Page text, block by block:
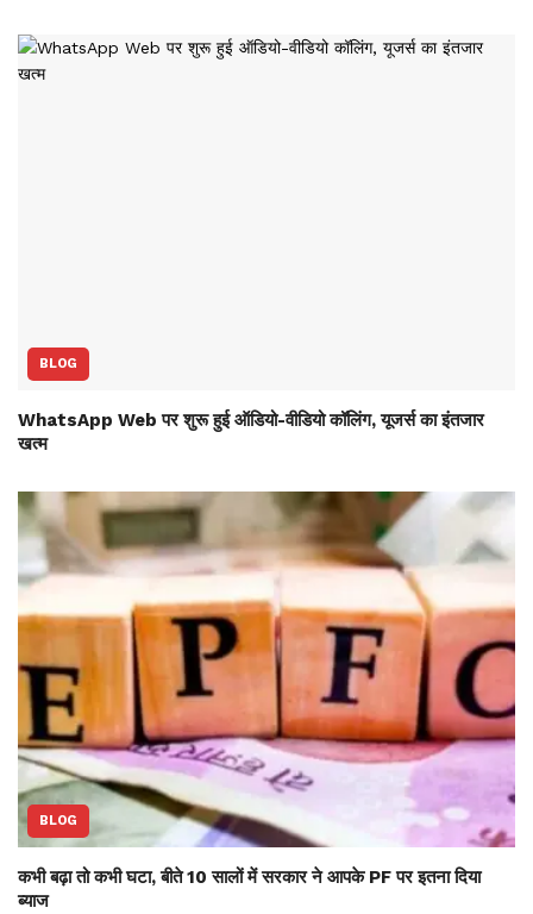
BLOG
WhatsApp Web पर शुरू हुई ऑडियो-वीडियो कॉलिंग, यूजर्स का इंतजार
खत्म
BLOG
कभी बढ़ा तो कभी घटा, बीते 10 सालों में सरकार ने आपके PF पर इतना दिया
ब्याज